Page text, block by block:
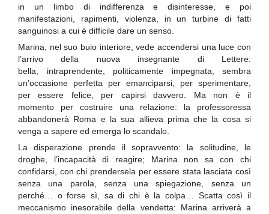
in un limbo di indifferenza e disinteresse, e poi
manifestazioni, rapimenti, violenza, in un turbine di fatti
sanguinosi a cui è difficile dare un senso.
Marina, nel suo buio interiore, vede accendersi una luce con
l’arrivo della nuova insegnante di Lettere:
bella, intraprendente, politicamente impegnata, sembra
un’occasione perfetta per emanciparsi, per sperimentare,
per essere felice, per capirsi davvero. Ma non è il
momento per costruire una relazione: la professoressa
abbandonerà Roma e la sua allieva prima che la cosa si
venga a sapere ed emerga lo scandalo.
La disperazione prende il sopravvento: la solitudine, le
droghe, l’incapacità di reagire; Marina non sa con chi
confidarsi, con chi prendersela per essere stata lasciata così
senza una parola, senza una spiegazione, senza un
perché… o forse sì, sa di chi è la colpa… Scatta così il
meccanismo inesorabile della vendetta: Marina arriverà a